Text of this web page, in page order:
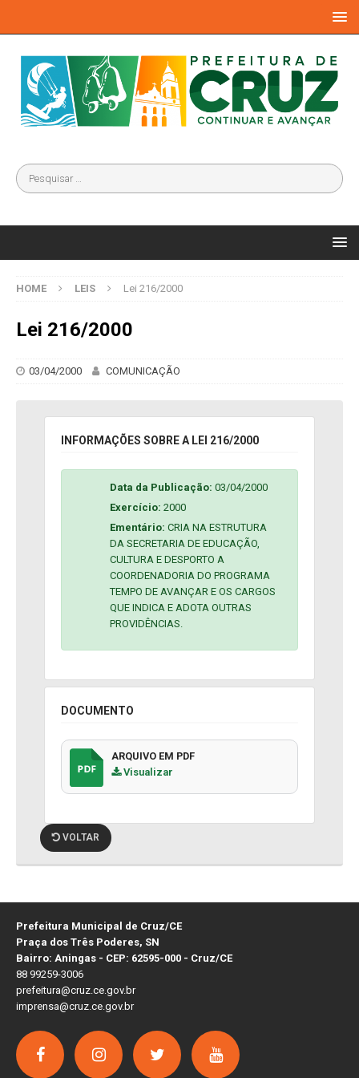
HOME LEIS Lei 216/2000
Lei 216/2000
03/04/2000 COMUNICAÇÃO
INFORMAÇÕES SOBRE A LEI 216/2000
Data da Publicação: 03/04/2000
Exercício: 2000
Ementário: CRIA NA ESTRUTURA
DA SECRETARIA DE EDUCAÇÃO,
CULTURA E DESPORTO A
COORDENADORIA DO PROGRAMA
TEMPO DE AVANÇAR E OS CARGOS
QUE INDICA E ADOTA OUTRAS
PROVIDÊNCIAS.
DOCUMENTO
ARQUIVO EM PDF
Visualizar
VOLTAR
Prefeitura Municipal de Cruz/CE
Praça dos Três Poderes, SN
Bairro: Aningas - CEP: 62595-000 - Cruz/CE
88 99259-3006
prefeitura@cruz.ce.gov.br
imprensa@cruz.ce.gov.br